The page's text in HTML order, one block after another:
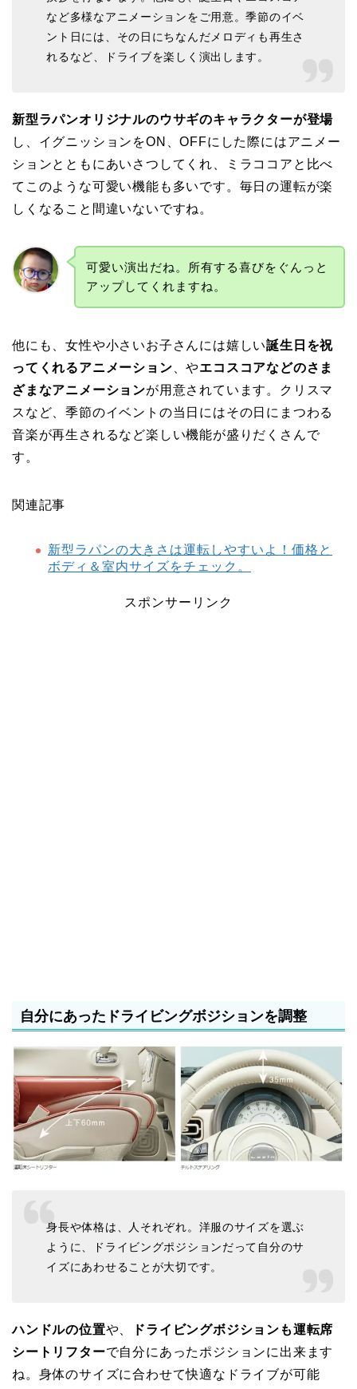
など多様なアニメーションをご用意。季節のイベ
ント日には、その日にちなんだメロディも再生さ
れるなど、ドライブを楽しく演出します。
新型ラパンオリジナルのウサギのキャラクターが登場
し、イグニッションをON、OFFにした際にはアニメー
ションとともにあいさつしてくれ、ミラココアと比べ
てこのような可愛い機能も多いです。毎日の運転が楽
しくなること間違いないですね。
可愛い演出だね。所有する喜びをぐんっと
アップしてくれますね。
他にも、女性や小さいお子さんには嬉しい誕生日を祝
ってくれるアニメーション 、やエコスコアなどのさま
ざまなアニメーションが用意されています。クリスマ
スなど、季節のイベントの当日にはその日にまつわる
音楽が再生されるなど楽しい機能が盛りだくさんで
す。
関連記事
新型ラパンの大きさは運転しやすいよ！価格と
ボディ＆室内サイズをチェック。
スポンサーリンク
自分にあったドライビングボジションを調整
身長や体格は、人それぞれ。洋服のサイズを選ぶ
ように、ドライビングポジションだって自分のサ
イズにあわせることが大切です。
ハンドルの位置や、
ドライビングボジションも運転席
シートリフターで自分にあったポジションに出来ます
ね。身体のサイズに合わせて快適なドライブが可能